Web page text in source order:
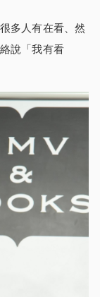
多人有在看、然
說「我有看